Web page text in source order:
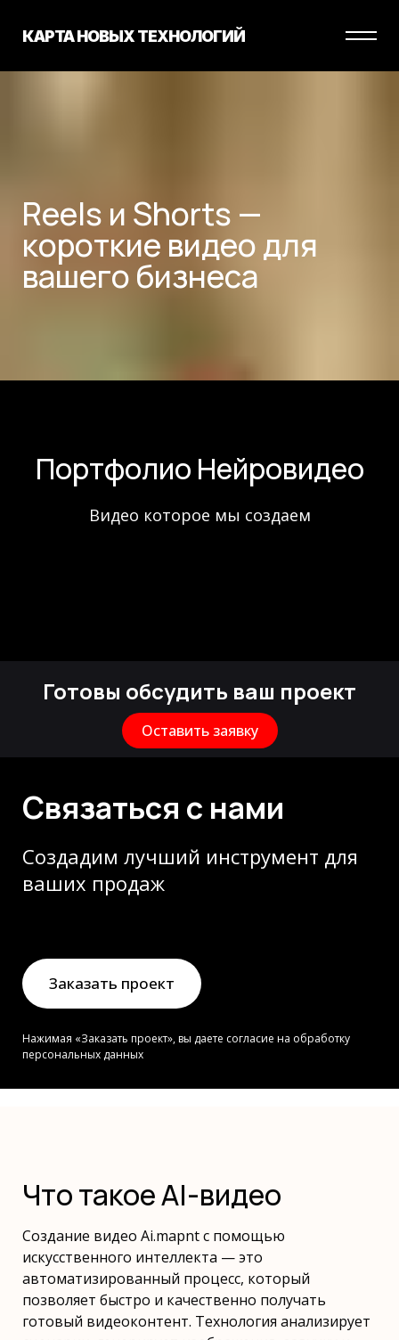
КАРТА НОВЫХ ТЕХНОЛОГИЙ
Reels и Shorts —
короткие видео для
вашего бизнеса
Портфолио Нейровидео
Видео которое мы создаем
Готовы обсудить ваш проект
Оставить заявку
Связаться с нами
Создадим лучший инструмент для
ваших продаж
Заказать проект
Нажимая «Заказать проект», вы даете согласие на обработку
персональных данных
Что такое AI-видео
Создание видео Ai.mapnt с помощью
искусственного интеллекта — это
автоматизированный процесс, который
позволяет быстро и качественно получать
готовый видеоконтент. Технология анализирует